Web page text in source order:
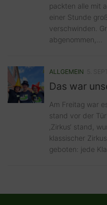
packten alle mit
einer Stunde
verschwinden.
abgenommen,...
ALLGEMEIN
Das war
Am Freitag war
stand vor der
‚Zirkus‘ stand,
klassischer
geboten: jede